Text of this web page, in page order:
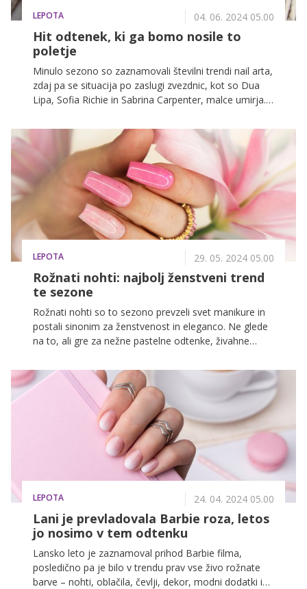
LEPOTA 04. 06. 2024 05.00
Hit odtenek, ki ga bomo nosile to
poletje
Minulo sezono so zaznamovali številni trendi nail arta,
zdaj pa se situacija po zaslugi zvezdnic, kot so Dua
Lipa, Sofia Richie in Sabrina Carpenter, malce umirja.
pomeni, da je na vidiku nov poletni trend!
LEPOTA 29. 05. 2024 05.00
Rožnati nohti: najbolj ženstveni trend
te sezone
Rožnati nohti so to sezono prevzeli svet manikure in
postali sinonim za ženstvenost in eleganco. Ne glede
na to, ali gre za nežne pastelne odtenke, živahne
rožnati nohti so popolna izbira za vse, ki želijo svojim
rokam dodati pridih prefinjenosti in stila.
LEPOTA 24. 04. 2024 05.00
Lani je prevladovala Barbie roza, letos
jo nosimo v tem odtenku
Lansko leto je zaznamoval prihod Barbie filma,
posledično pa je bilo v trendu prav vse živo rožnate
barve – nohti, oblačila, čevlji, dekor, modni dodatki in